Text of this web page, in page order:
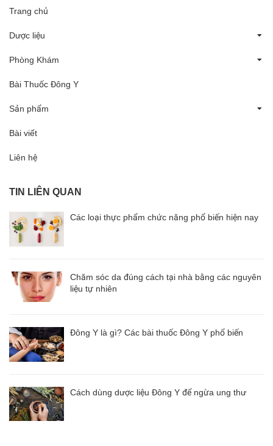
Trang chủ
Dược liệu
Phòng Khám
Bài Thuốc Đông Y
Sản phẩm
Bài viết
Liên hệ
TIN LIÊN QUAN
Các loại thực phẩm chức năng phổ biến hiện nay
Chăm sóc da đúng cách tại nhà bằng các nguyên
liệu tự nhiên
Đông Y là gì? Các bài thuốc Đông Y phổ biến
Cách dùng dược liệu Đông Y để ngừa ung thư